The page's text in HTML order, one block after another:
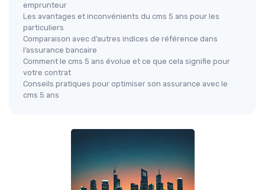
emprunteur
Les avantages et inconvénients du cms 5 ans pour les
particuliers
Comparaison avec d’autres indices de référence dans
l’assurance bancaire
Comment le cms 5 ans évolue et ce que cela signifie pour
votre contrat
Conseils pratiques pour optimiser son assurance avec le
cms 5 ans